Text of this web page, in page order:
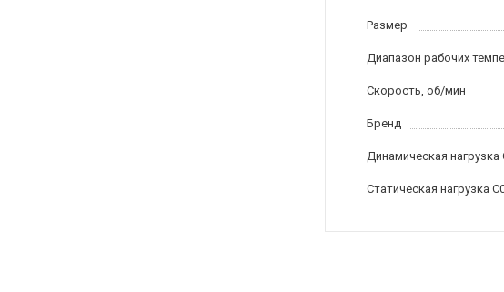
Размер
Диапазон рабочих
Скорость, об/мин
Бренд
Динамическая нагрузка
Статическая нагрузка